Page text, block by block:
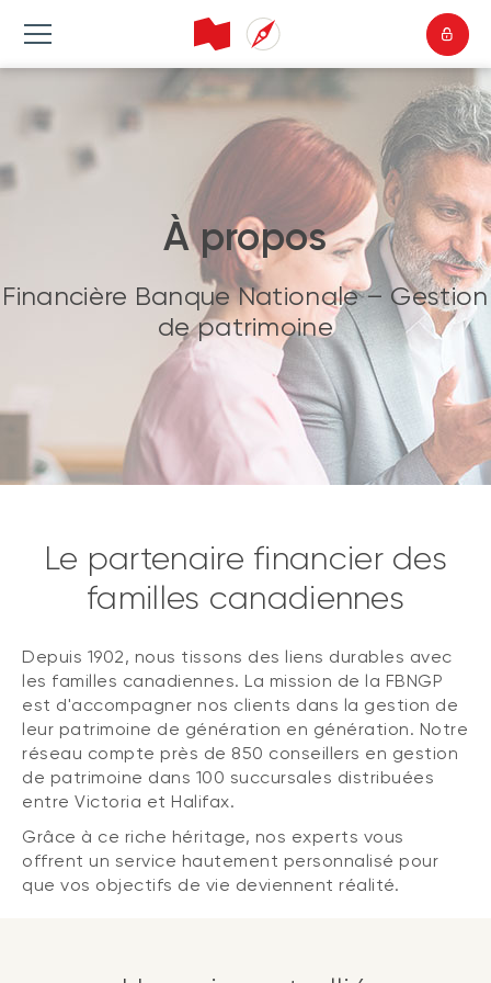
À propos
Financière Banque Nationale – Gestion
de patrimoine
Le partenaire financier des
familles canadiennes
Depuis 1902, nous tissons des liens durables avec
les familles canadiennes. La mission de la FBNGP
est d'accompagner nos clients dans la gestion de
leur patrimoine de génération en génération. Notre
réseau compte près de 850 conseillers en gestion
de patrimoine dans 100 succursales distribuées
entre Victoria et Halifax.
Grâce à ce riche héritage, nos experts vous
offrent un service hautement personnalisé pour
que vos objectifs de vie deviennent réalité.